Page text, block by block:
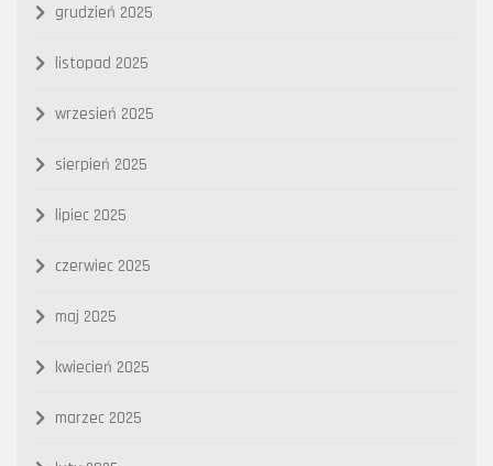
grudzień 2025
listopad 2025
wrzesień 2025
sierpień 2025
lipiec 2025
czerwiec 2025
maj 2025
kwiecień 2025
marzec 2025